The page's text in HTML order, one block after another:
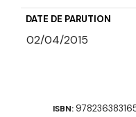
DATE DE PARUTION
02/04/2015
ISBN: